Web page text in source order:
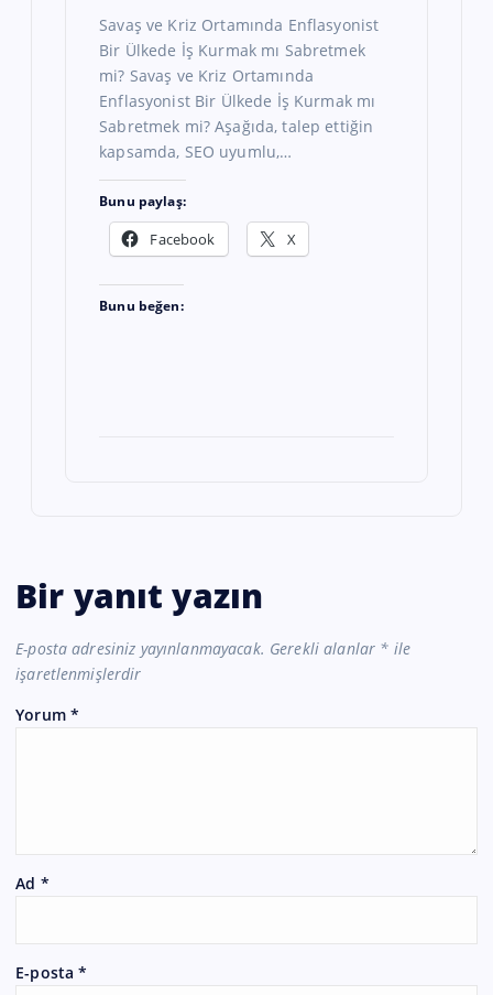
Savaş ve Kriz Ortamında Enflasyonist
Bir Ülkede İş Kurmak mı Sabretmek
mi? Savaş ve Kriz Ortamında
Enflasyonist Bir Ülkede İş Kurmak mı
Sabretmek mi? Aşağıda, talep ettiğin
kapsamda, SEO uyumlu,…
Bunu paylaş:
Facebook X
Bunu beğen:
Bir yanıt yazın
E-posta adresiniz yayınlanmayacak. Gerekli alanlar * ile
işaretlenmişlerdir
Yorum *
Ad *
E-posta*